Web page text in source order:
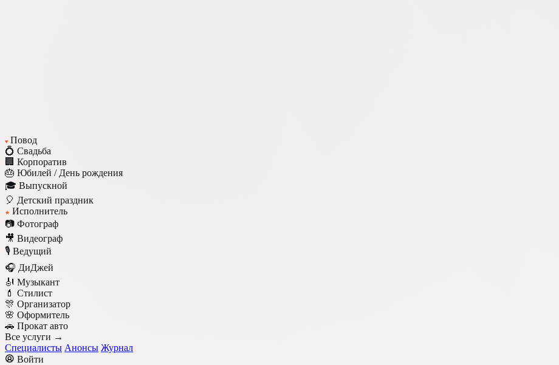
♥ Повод
💍 Свадьба
🏢 Корпоратив
🎂 Юбилей / День рождения
🎓 Выпускной
🎈 Детский праздник
★ Исполнитель
📷 Фотограф
🎥 Видеограф
🎙️ Ведущий
🎧 ДиДжей
🎻 Музыкант
💄 Стилист
🎊 Организатор
🌸 Оформитель
🚗 Прокат авто
Все услуги →
Специалисты Анонсы Журнал
Войти